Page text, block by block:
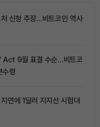
신청 주장…비트코인 역사
Act 9월 표결 수순…비트코
수령
연에 1달러 지지선 시험대